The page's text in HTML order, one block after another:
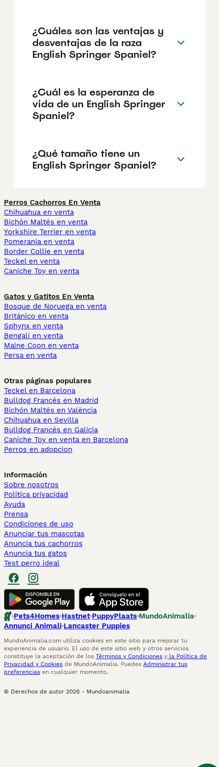
¿Cuáles son las ventajas y
desventajas de la raza
English Springer Spaniel?
¿Cuál es la esperanza de
vida de un English Springer
Spaniel?
¿Qué tamaño tiene un
English Springer Spaniel?
Perros Cachorros En Venta
Chihuahua en venta
Bichón Maltés en venta
Yorkshire Terrier en venta
Pomerania en venta
Border Collie en venta
Teckel en venta
Caniche Toy en venta
Gatos y Gatitos En Venta
Bosque de Noruega en venta
Británico en venta
Sphynx en venta
Bengalí en venta
Maine Coon en venta
Persa en venta
Otras páginas populares
Teckel en Barcelona
Bulldog Francés en Madrid
Bichón Maltés en València
Chihuahua en Sevilla
Bulldog Francés en Galicia
Caniche Toy en venta en Barcelona
Perros en adopcion
Información
Sobre nosotros
Politica privacidad
Ayuda
Prensa
Condiciones de uso
Anunciar tus mascotas
Anuncia tus cachorros
Anuncia tus gatos
Test perro ideal
Pets4Homes Hastnet PuppyPlaats MundoAnimalia
Annunci Animali Lancaster Puppies
MundoAnimalia.com utiliza cookies en este sitio para mejorar tu
experiencia de usuario. El uso de este sitio web y otros servicios
constituye la aceptación de los Términos y Condiciones y la Política de
Privacidad y Cookies de MundoAnimalia. Puedes Administrar tus
preferencias en cualquier momento.
© Derechos de autor 2026 - Mundoanimalia